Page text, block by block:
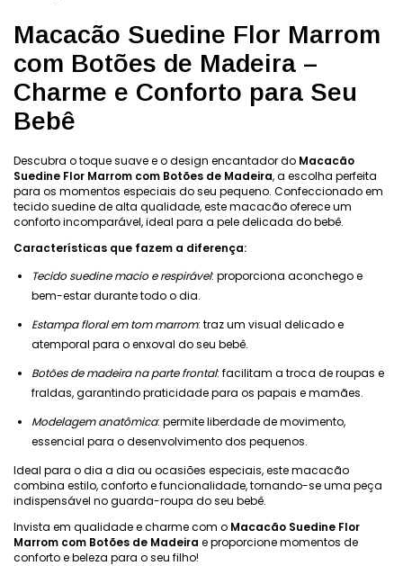
Macacão Suedine Flor Marrom
com Botões de Madeira –
Charme e Conforto para Seu
Bebê
Descubra o toque suave e o design encantador do Macacão
Suedine Flor Marrom com Botões de Madeira, a escolha perfeita
para os momentos especiais do seu pequeno. Confeccionado em
tecido suedine de alta qualidade, este macacão oferece um
conforto incomparável, ideal para a pele delicada do bebê.
Características que fazem a diferença:
Tecido suedine macio e respirável: proporciona aconchego e
bem-estar durante todo o dia.
Estampa floral em tom marrom: traz um visual delicado e
atemporal para o enxoval do seu bebê.
Botões de madeira na parte frontal: facilitam a troca de roupas e
fraldas, garantindo praticidade para os papais e mamães.
Modelagem anatômica: permite liberdade de movimento,
essencial para o desenvolvimento dos pequenos.
Ideal para o dia a dia ou ocasiões especiais, este macacão
combina estilo, conforto e funcionalidade, tornando-se uma peça
indispensável no guarda-roupa do seu bebê.
Invista em qualidade e charme com o Macacão Suedine Flor
Marrom com Botões de Madeira e proporcione momentos de
conforto e beleza para o seu filho!